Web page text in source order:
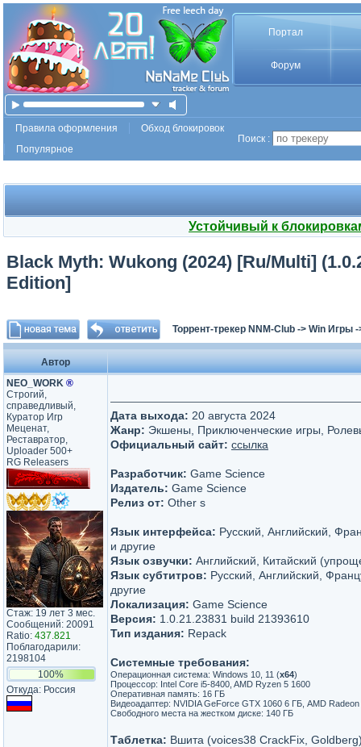
Портал
Форум
Правила оформления
Обход блокировок
Популярное
Поиск :
Устойчивый к
Black Myth: Wukong (2024) [Ru/Multi]
Edition]
Торрент-трекер NNM-Club -> Win Игры
Автор
NEO_WORK ®
Строгий,
справедливый,
Куратор Игр
Меценат,
Реставратор,
Uploader 500+
RG Releasers
Стаж: 19 лет 3 мес.
Сообщений: 20091
Ratio: 437.821
Поблагодарили:
2198104
100%
Откуда: Россия
Дата выхода: 20 августа 2024
Жанр: Экшены, Приключенческие игры,
Официальный сайт: ссылка
Разработчик: Game Science
Издатель: Game Science
Релиз от: Other s
Язык интерфейса: Русский, Английский,
и другие
Язык озвучки: Английский, Китайский
Язык субтитров: Русский, Английский,
другие
Локализация: Game Science
Версия: 1.0.21.23831 build 21393610
Тип издания: Repack
Системные требования:
Операционная система: Windows 10, 11 (х64)
Процессор: Intel Core i5-8400, AMD Ryzen 5 1600
Оперативная память: 16 ГБ
Видеоадаптер: NVIDIA GeForce GTX 1060 6 ГБ, AMD
Свободного места на жестком диске: 140 ГБ
Таблетка: Вшита (voices38 CrackFix,